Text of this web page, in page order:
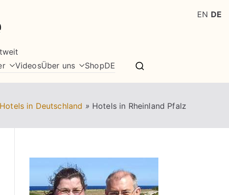
VideosÜber uns ShopDE
Hotels in Deutschland » Hotels in Rheinland Pfalz
EN DE